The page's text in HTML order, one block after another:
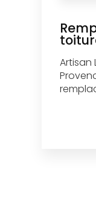
Artisan